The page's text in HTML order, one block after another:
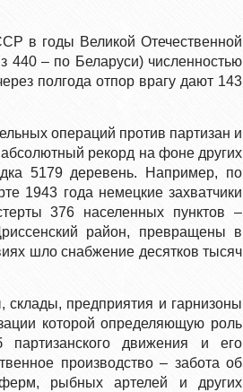
в годы Великой Отечественной
440 – по Беларуси) численностью
полгода отпор врагу дают 143
операций против партизан и
рекорд на фоне других
5179 деревень. Например, по
1943 года немецкие захватчики
376 населенных пунктов –
район, превращены в
шло снабжение десятков тысяч
предприятия и гарнизоны
которой определяющую роль
движения и его
производство – забота об
рыбных артелей и других